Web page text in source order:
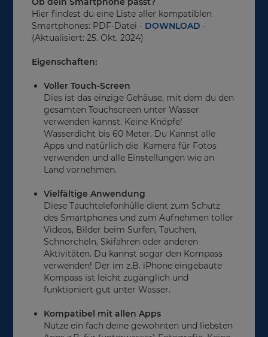
Hier findest du eine Liste aller kompatiblen
Smartphones: PDF-Datei - DOWNLOAD -
(Aktualisiert: 25. Okt. 2024)
Eigenschaften:
Voller Touch-Screen
Dies ist das einzige Gehäuse, mit dem du den
gesamten Touchscreen unter Wasser
verwenden kannst. Keine Knöpfe!
Wasserdicht bis 60 Meter. Du Kannst alle
Apps und natürlich die Kamera für Fotos
verwenden und alle Einstellungen wie an
Land vornehmen.
Vielfältige Anwendung
Diese Tauchtelefonhülle dient zum Schutz
des Smartphones und zum Aufnehmen toller
Videos, Bilder beim Surfen, Tauchen,
Schnorcheln, Skifahren oder anderen
Aktivitäten. Du kannst sogar den Kompass
verwenden! Der im z.B. iPhone eingebaute
Kompass ist leicht zugänglich und
funktioniert gut unter Wasser.
Kompatibel mit allen Apps
Nutze ein fach deine gewohnten und liebsten